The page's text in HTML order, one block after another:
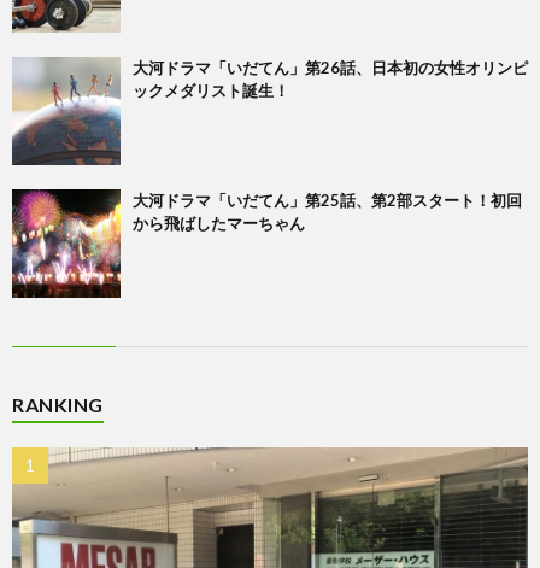
大河ドラマ「いだてん」第26話、日本初の女性オリンピ
ックメダリスト誕生！
大河ドラマ「いだてん」第25話、第2部スタート！初回
から飛ばしたマーちゃん
RANKING